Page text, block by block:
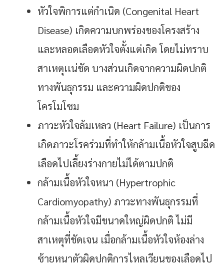
หัวใจพิการแต่กำเนิด (Congenital Heart
Disease) เกิดความบกพร่องของโครงสร้าง
และหลอดเลือดหัวใจตั้งแต่เกิด โดยไม่ทราบ
สาเหตุเเน่ชัด บางส่วนเกิดจากความผิดปกติ
ทางพันธุกรรม และความผิดปกติของ
โครโมโซม
ภาวะหัวใจล้มเหลว (Heart Failure) เป็นการ
เกิดภาวะโรคร่วมที่ทำให้กล้ามเนื้อหัวใจสูบฉีด
เลือดไปเลี้ยงร่างกายไม่ได้ตามปกติ
กล้ามเนื้อหัวใจหนา (Hypertrophic
Cardiomyopathy) ภาวะทางพันธุกรรมที่
กล้ามเนื้อหัวใจมีขนาดใหญ่ผิดปกติ ไม่มี
สาเหตุที่ชัดเจน เมื่อกล้ามเนื้อหัวใจห้องล่าง
ซ้ายหนาตัวผิดปกติการไหลเวียนของเลือดไป